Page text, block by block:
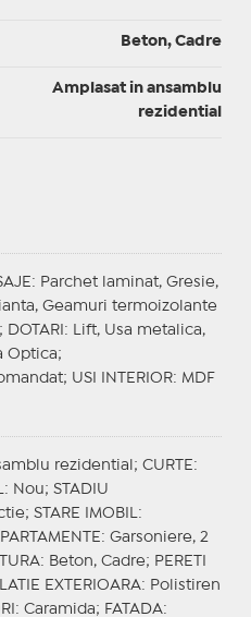
Beton, Cadre
Amplasat in ansamblu
rezidential
: Parchet laminat, Gresie,
Geamuri termoizolante
DOTARI : Lift, Usa metalica,
Optica;
USI INTERIOR: MDF
rezidential; CURTE :
: Nou; STADIU
STARE IMOBIL :
: Garsoniere, 2
: Beton, Cadre; PERETI
EXTERIOARA: Polistiren
: Caramida; FATADA: